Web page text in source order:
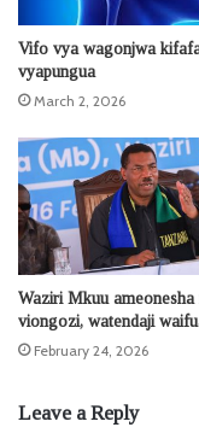
Vifo vya wagonjwa
vyapungua
March 2, 2026
Waziri Mkuu ameonesha
viongozi, watendaji
February 24, 2026
Leave a Reply